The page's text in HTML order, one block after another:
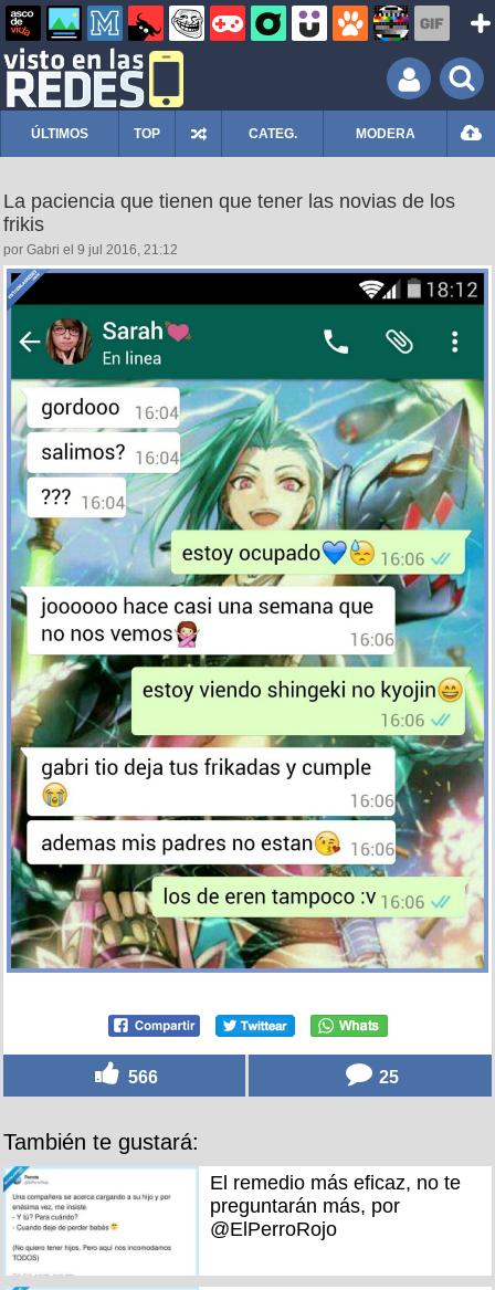
ÚLTIMOS TOP CATEG. MODERA
La paciencia que tienen que tener las novias de los
frikis
por Gabri el 9 jul 2016, 21:12
566 25
También te gustará:
El remedio más eficaz, no te
preguntarán más, por
@ElPerroRojo